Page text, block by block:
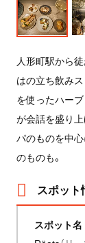
人形町駅から
はの立ち飲み
を使ったハー
が会話を盛り
パのものを中
のものも。
スポット
スポット名